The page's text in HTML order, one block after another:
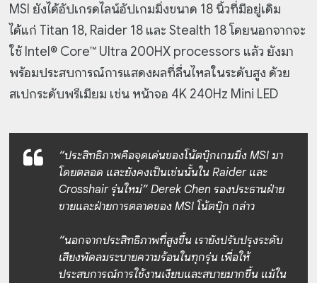
MSI ยังได้อัปเกรดไลน์อัปเกมมิ่งขนาด 18 นิ้วที่มีอยู่เดิม
ได้แก่ Titan 18, Raider 18 และ Stealth 18 โดยนอกจากจะ
ใช้ Intel® Core™ Ultra 200HX processors แล้ว ยังมา
พร้อมประสบการณ์การแสดงผลที่ลื่นไหลในระดับสูง ด้วย
สเปกระดับพรีเมียม เช่น หน้าจอ 4K 240Hz Mini LED
“ประสิทธิภาพคือจุดเด่นของโน้ตบุ๊กเกมมิ่ง MSI มา
โดยตลอด และยังคงเป็นเช่นนั้นใน Raider และ
Crosshair รุ่นใหม่” Derek Chen รองประธานฝ่าย
ขายและฝ่ายการตลาดของ MSI โน้ตบุ๊ก กล่าว
“นอกจากประสิทธิภาพที่สูงขึ้น เรายังปรับปรุงระดับ
เสียงพัดลมระบายความร้อนในทุกรุ่น เพื่อให้
ประสบการณ์การใช้งานเงียบและสบายมากขึ้น แม้ใน